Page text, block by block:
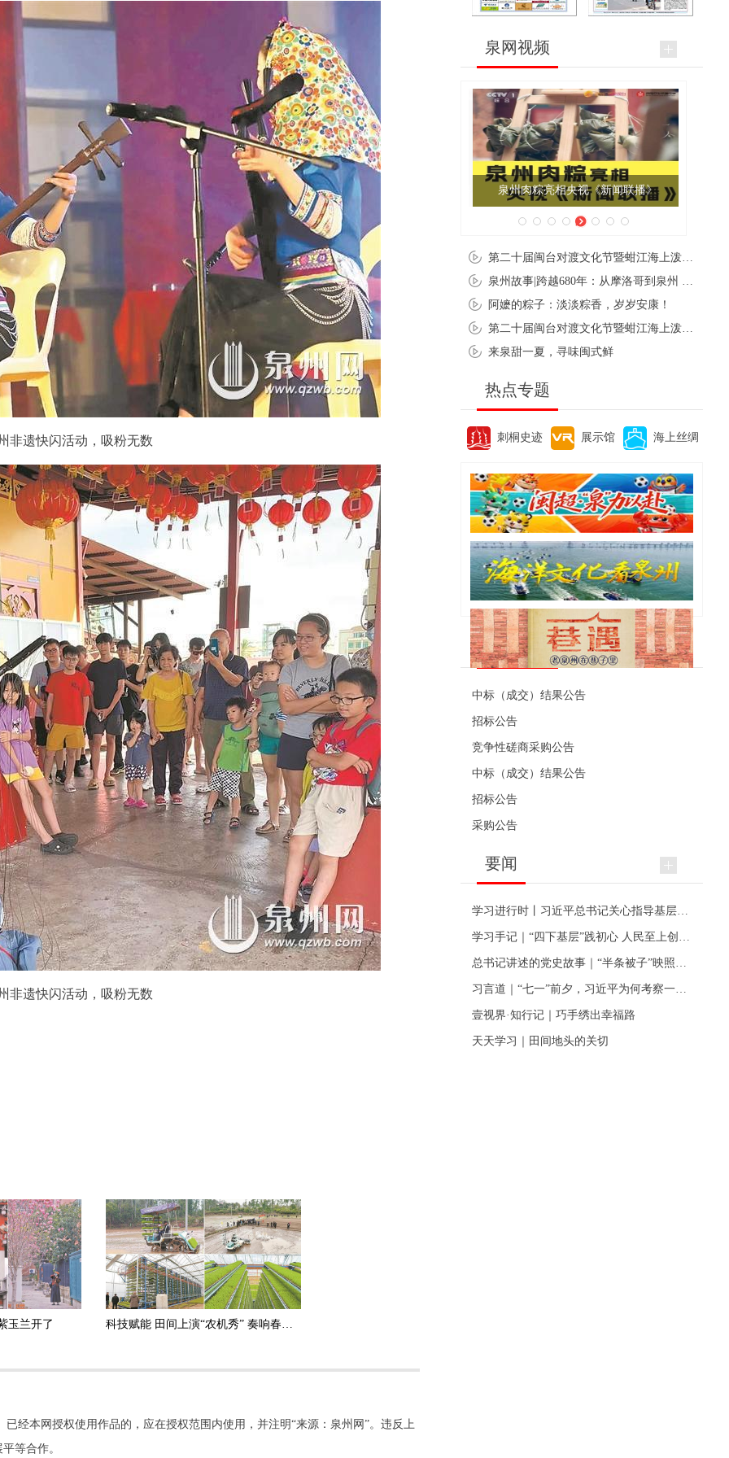
非遗快闪活动，吸粉无数
非遗快闪活动，吸粉无数
玉兰开了
经本网授权使用作品的，应在授权范围内使用，并注明“来源：泉州网”。违反上
等合作。
泉网视频
泉州肉粽亮相央视《新闻联播》
阿嬷的粽子：淡淡粽香，岁岁安康！
来泉甜一夏，寻味闽式鲜
热点专题
刺桐史迹 展示馆 海上丝绸
便民资讯
中标（成交）结果公告
招标公告
竞争性磋商采购公告
中标（成交）结果公告
招标公告
采购公告
要闻
壹视界·知行记｜巧手绣出幸福路
天天学习｜田间地头的关切